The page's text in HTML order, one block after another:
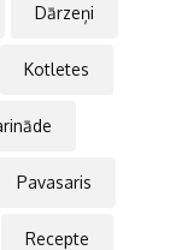
Dārzeņi
Kotletes
Pavasaris
Recepte